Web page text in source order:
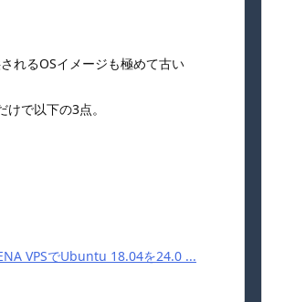
れるOSイメージも極めて古い
で以下の3点。
VPSでUbuntu 18.04を24.0 ...